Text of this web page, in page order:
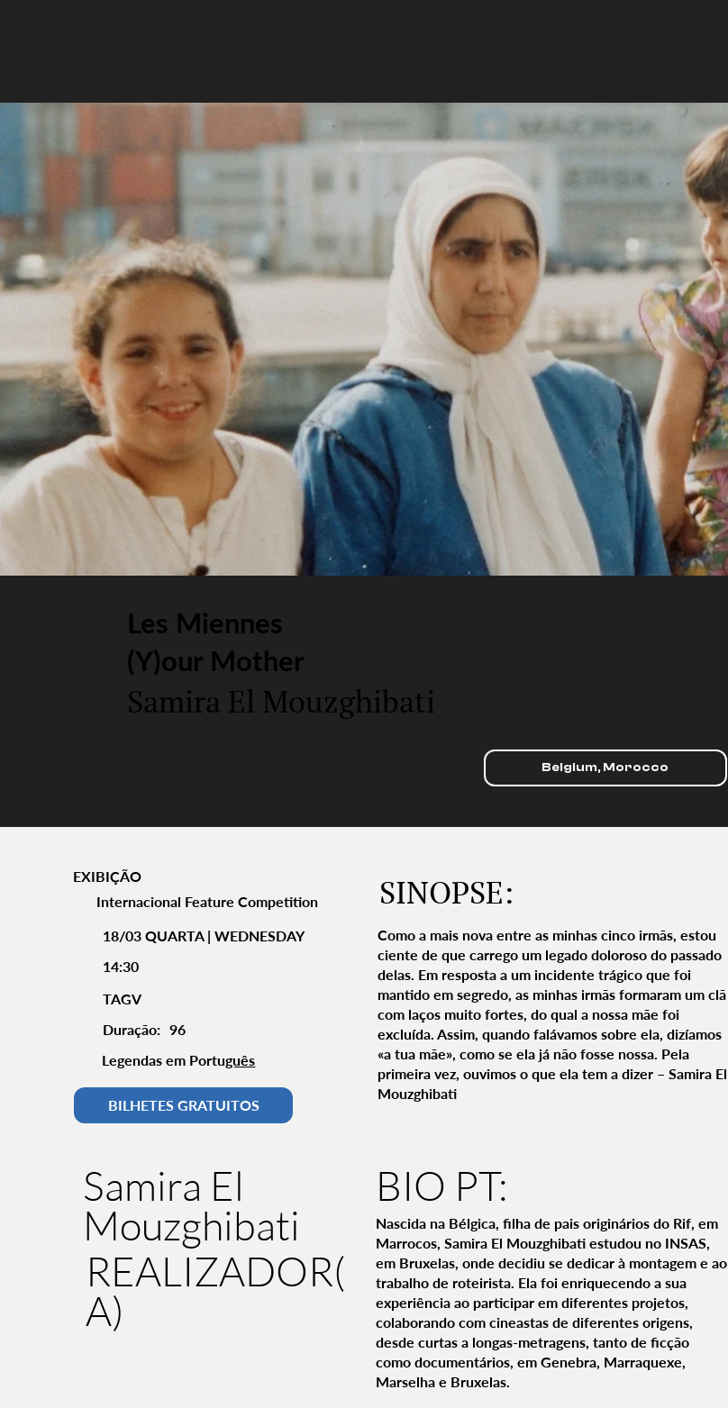
Les Miennes
(Y)our Mother
Samira El Mouzghibati
Belgium, Morocco
EXIBIÇÃO
Internacional Feature Competition
18/03 QUARTA | WEDNESDAY
14:30
TAGV
Duração: 96
Legendas em Português
BILHETES GRATUITOS
SINOPSE:
Como a mais nova entre as minhas cinco irmãs, estou
ciente de que carrego um legado doloroso do passado
delas. Em resposta a um incidente trágico que foi
mantido em segredo, as minhas irmãs formaram um clã
com laços muito fortes, do qual a nossa mãe foi
excluída. Assim, quando falávamos sobre ela, dizíamos
«a tua mãe», como se ela já não fosse nossa. Pela
primeira vez, ouvimos o que ela tem a dizer – Samira El
Mouzghibati
Samira El
Mouzghibati
REALIZADOR(
A)
BIO PT:
Nascida na Bélgica, filha de pais originários do Rif, em
Marrocos, Samira El Mouzghibati estudou no INSAS,
em Bruxelas, onde decidiu se dedicar à montagem e ao
trabalho de roteirista. Ela foi enriquecendo a sua
experiência ao participar em diferentes projetos,
colaborando com cineastas de diferentes origens,
desde curtas a longas-metragens, tanto de ficção
como documentários, em Genebra, Marraquexe,
Marselha e Bruxelas.